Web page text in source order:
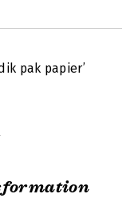
pak papier’